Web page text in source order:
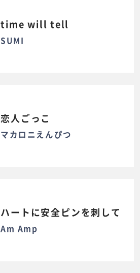
time will tell
SUMI
恋人ごっこ
マカロニえんぴつ
ハートに安全ピンを刺して
Am Amp